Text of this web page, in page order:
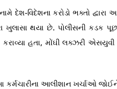
દેશ-વિદેશના કરોડો ભક્તો
ખુલાસા થયા છે. પોલીસની કડક
હતા, મોંઘી લક્ઝરી
કર્મચારીના આલીશાન ખર્ચાઓ